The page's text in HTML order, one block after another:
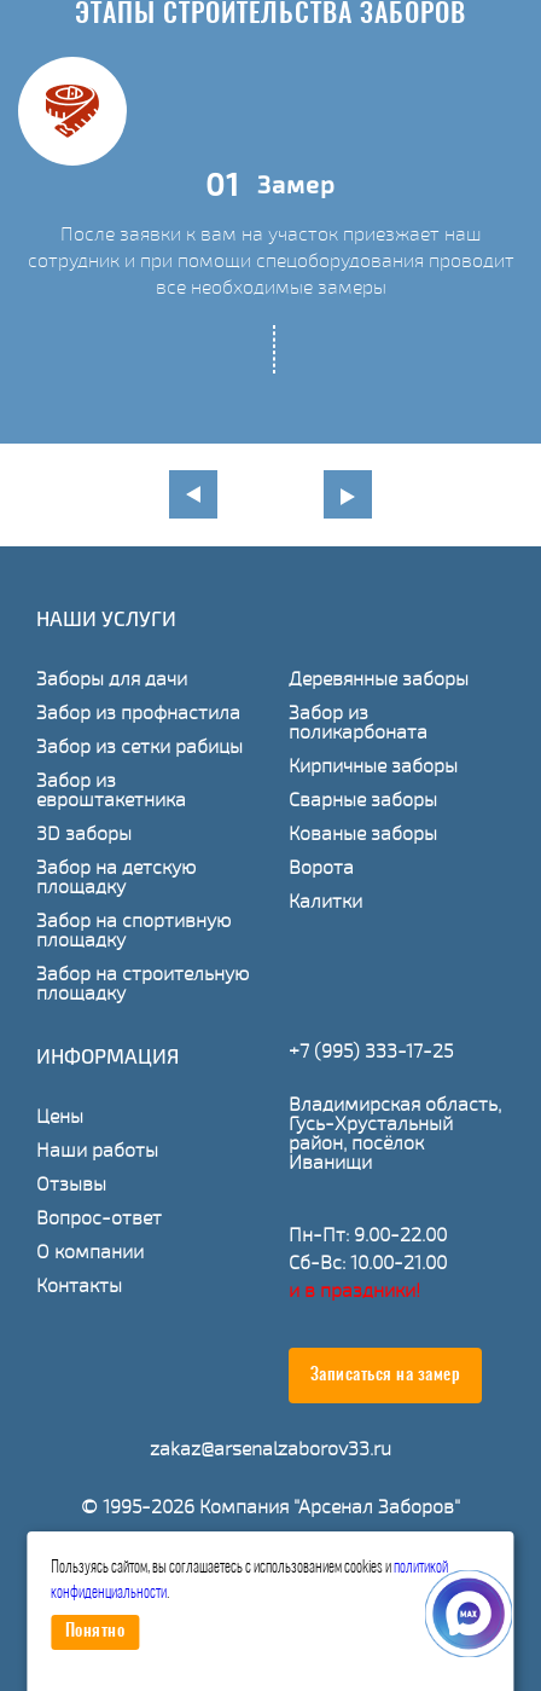
ЭТАПЫ СТРОИТЕЛЬСТВА ЗАБОРОВ
01 Замер
После заявки к вам на участок приезжает наш
сотрудник и при помощи спецоборудования проводит
все необходимые замеры
НАШИ УСЛУГИ
Заборы для дачи
Забор из профнастила
Забор из сетки рабицы
Забор из
евроштакетника
3D заборы
Забор на детскую
площадку
Забор на спортивную
площадку
Забор на строительную
площадку
Деревянные заборы
Забор из
поликарбоната
Кирпичные заборы
Сварные заборы
Кованые заборы
Ворота
Калитки
ИНФОРМАЦИЯ
Цены
Наши работы
Отзывы
Вопрос-ответ
О компании
Контакты
+7 (995) 333-17-25
Владимирская область,
Гусь-Хрустальный
район, посёлок
Иванищи
Пн-Пт: 9.00-22.00
Сб-Вс: 10.00-21.00
и в праздники!
Записаться на замер
zakaz@arsenalzaborov33.ru
© 1995-2026 Компания "Арсенал Заборов"
Расчитать стоимость
Политика конфиденциальности
Пользуясь сайтом, вы соглашаетесь с использованием cookies иполитикой
конфиденциальности.
Понятно